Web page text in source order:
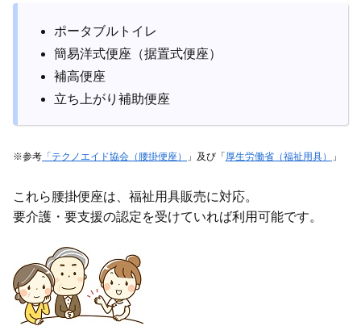
ポータブルトイレ
簡易洋式便座（据置式便座）
補高便座
立ち上がり補助便座
※参考 「テクノエイド協会（腰掛便座） 」及び「 厚生労働省（福祉用具） 」
これら腰掛便座は、福祉用具販売に対応。
要介護・要支援の認定を受けていれば利用可能です。